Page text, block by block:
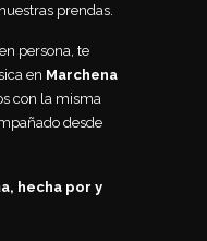
prendas.
persona, te
en Marchena
con la misma
desde
hecha por y